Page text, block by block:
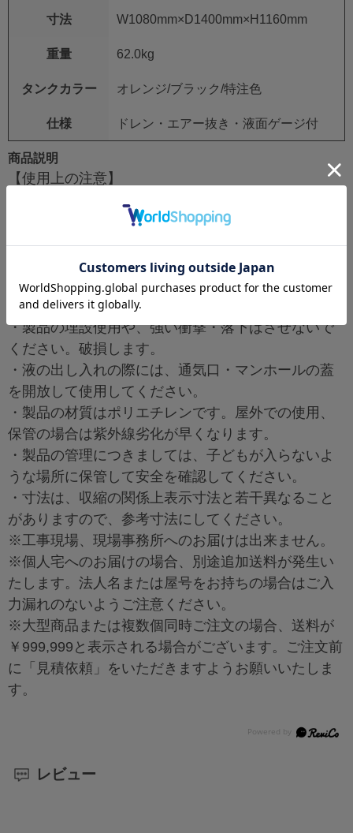
寸法 W1080mm×D1400mm×H1160mm
重量 62.0kg
タンクカラー オレンジ/ブラック/特注色
仕様 ドレン・エアー抜き・液面ゲージ付
商品説明
【使用上の注意】
（農薬の品種により取付部品の交換が必要な場合が
ありますので、ご注意ください。）
・灯油、ガソリン、化学薬品、劇薬、危険物質等に
は使用しないでください。
・使用温度は常温又は40°C以下でご使用ください。
・製品の埋設使用や、強い衝撃・落下はさせないで
ください。破損します。
・液の出し入れの際には、通気口・マンホールの蓋
を開放して使用してください。
・製品の材質はポリエチレンです。屋外での使用、
保管の場合は紫外線劣化が早くなります。
・製品の管理につきましては、子どもが入らないよ
うな場所に保管して安全を確認してください。
・寸法は、収縮の関係上表示寸法と若干異なること
がありますので、参考寸法にしてください。
※工事現場、現場事務所へのお届けは出来ません。
※個人宅へのお届けの場合、別途追加送料が発生い
たします。法人名または屋号をお持ちの場合はご入
力漏れのないようご注意ください。
※大型商品または複数個同時ご注文の場合、送料が
￥999,999と表示される場合がございます。ご注文前
に「見積依頼」をいただきますようお願いいたしま
す。
レビュー